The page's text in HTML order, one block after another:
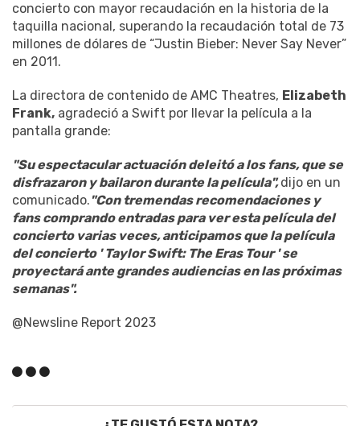
concierto con mayor recaudación en la historia de la
taquilla nacional, superando la recaudación total de 73
millones de dólares de “Justin Bieber: Never Say Never”
en 2011.
La directora de contenido de AMC Theatres, Elizabeth
Frank, agradeció a Swift por llevar la película a la
pantalla grande:
"Su espectacular actuación deleitó a los fans, que se
disfrazaron y bailaron durante la película",dijo en un
comunicado. "Con tremendas recomendaciones y
fans comprando entradas para ver esta película del
concierto varias veces, anticipamos que la película
del concierto ' Taylor Swift: The Eras Tour ' se
proyectará ante grandes audiencias en las próximas
semanas".
@Newsline Report 2023